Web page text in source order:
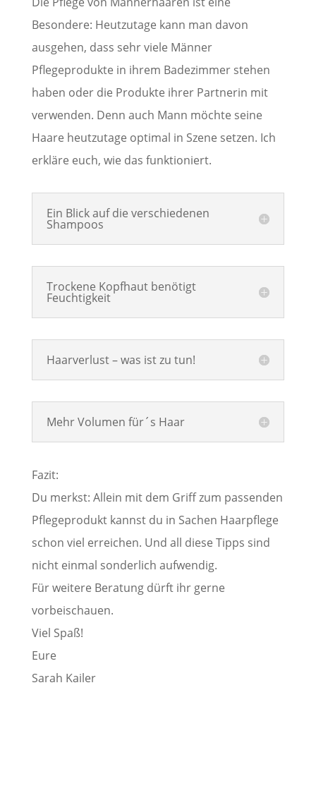
Besondere: Heutzutage kann man davon
ausgehen, dass sehr viele Männer
Pflegeprodukte in ihrem Badezimmer stehen
haben oder die Produkte ihrer Partnerin mit
verwenden. Denn auch Mann möchte seine
Haare heutzutage optimal in Szene setzen. Ich
erkläre euch, wie das funktioniert.
Ein Blick auf die verschiedenen
Shampoos
Trockene Kopfhaut benötigt
Feuchtigkeit
Haarverlust – was ist zu tun!
Mehr Volumen für´s Haar
Fazit:
Du merkst: Allein mit dem Griff zum passenden
Pflegeprodukt kannst du in Sachen Haarpflege
schon viel erreichen. Und all diese Tipps sind
nicht einmal sonderlich aufwendig.
Für weitere Beratung dürft ihr gerne
vorbeischauen.
Viel Spaß!
Eure
Sarah Kailer